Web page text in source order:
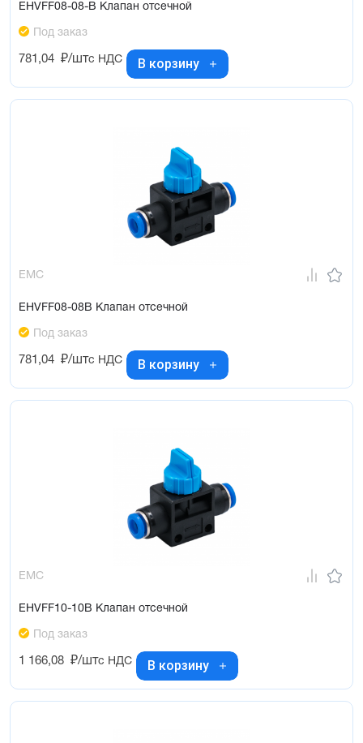
EHVFF08-08-B Клапан отсечной
Под заказ
781,04 ₽/штс НДС В корзину
EMC
EHVFF08-08B Клапан отсечной
Под заказ
781,04 ₽/штс НДС В корзину
EMC
EHVFF10-10B Клапан отсечной
Под заказ
1 166,08 ₽/штс НДС В корзину